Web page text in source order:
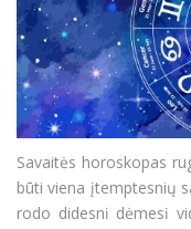
Savaitės horoskopas
būti viena įtemptesnių
rodo didesnį dėmesį